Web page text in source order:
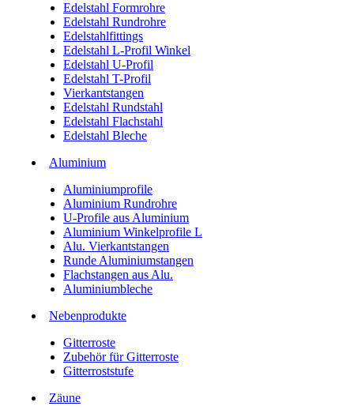
Edelstahl Formrohre
Edelstahl Rundrohre
Edelstahlfittings
Edelstahl L-Profil Winkel
Edelstahl U-Profil
Edelstahl T-Profil
Vierkantstangen
Edelstahl Rundstahl
Edelstahl Flachstahl
Edelstahl Bleche
Aluminium
Aluminiumprofile
Aluminium Rundrohre
U-Profile aus Aluminium
Aluminium Winkelprofile L
Alu. Vierkantstangen
Runde Aluminiumstangen
Flachstangen aus Alu.
Aluminiumbleche
Nebenprodukte
Gitterroste
Zubehör für Gitterroste
Gitterroststufe
Zäune